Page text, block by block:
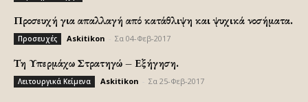
Προσευχή για απαλλαγή από κατάθλιψη και ψυχικά νοσήματα.
Προσευχές Askitikon Σα 04-Φεβ-2017
Τη Υπερμάχω Στρατηγώ – Εξήγηση.
Λειτουργικά Κείμενα Askitikon Σα 25-Φεβ-2017